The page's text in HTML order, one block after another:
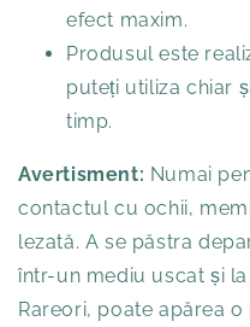
efect maxim.
Produsul este
puteți utiliza chiar
timp.
Avertisment: Numai
contactul cu ochii,
lezată. A se păstra
într-un mediu uscat și
Rareori, poate apărea